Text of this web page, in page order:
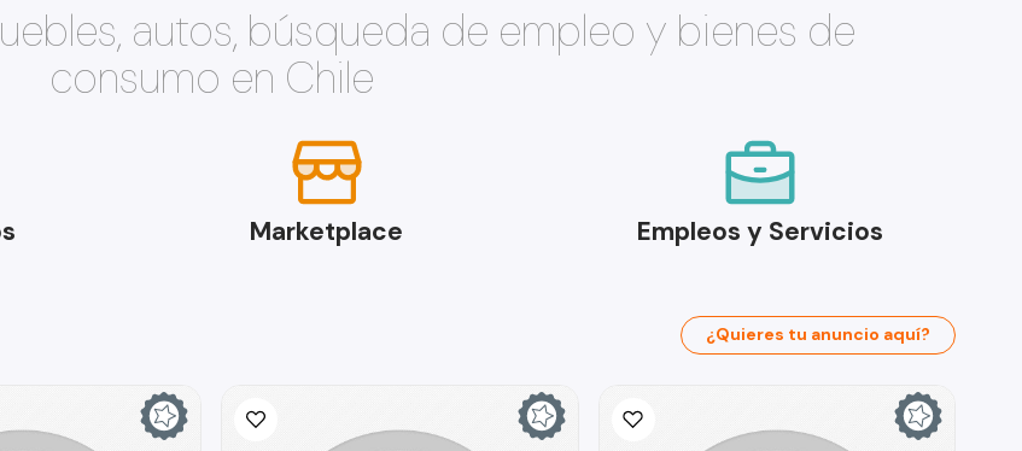
autos, búsqueda de empleo y bienes de
consumo en Chile
Marketplace Empleos y Servicios
¿Quieres tu anuncio aquí?